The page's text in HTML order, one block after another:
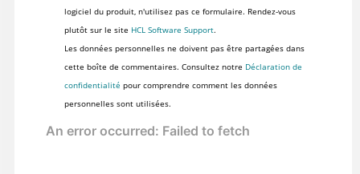
logiciel du produit, n'utilisez pas ce formulaire. Rendez-vous
plutôt sur le site HCL Software Support.
Les données personnelles ne doivent pas être partagées dans
cette boîte de commentaires. Consultez notre Déclaration de
confidentialité pour comprendre comment les données
personnelles sont utilisées.